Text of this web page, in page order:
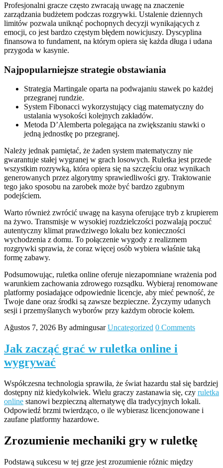
Profesjonalni gracze często zwracają uwagę na znaczenie
zarządzania budżetem podczas rozgrywki. Ustalenie dziennych
limitów pozwala uniknąć pochopnych decyzji wynikających z
emocji, co jest bardzo częstym błędem nowicjuszy. Dyscyplina
finansowa to fundament, na którym opiera się każda długa i udana
przygoda w kasynie.
Najpopularniejsze strategie obstawiania
Strategia Martingale oparta na podwajaniu stawek po każdej
przegranej rundzie.
System Fibonacci wykorzystujący ciąg matematyczny do
ustalania wysokości kolejnych zakładów.
Metoda D’Alemberta polegająca na zwiększaniu stawki o
jedną jednostkę po przegranej.
Należy jednak pamiętać, że żaden system matematyczny nie
gwarantuje stałej wygranej w grach losowych. Ruletka jest przede
wszystkim rozrywką, która opiera się na szczęściu oraz wynikach
generowanych przez algorytmy sprawiedliwości gry. Traktowanie
tego jako sposobu na zarobek może być bardzo zgubnym
podejściem.
Warto również zwrócić uwagę na kasyna oferujące tryb z krupierem
na żywo. Transmisje w wysokiej rozdzielczości pozwalają poczuć
autentyczny klimat prawdziwego lokalu bez konieczności
wychodzenia z domu. To połączenie wygody z realizmem
rozgrywki sprawia, że coraz więcej osób wybiera właśnie taką
formę zabawy.
Podsumowując, ruletka online oferuje niezapomniane wrażenia pod
warunkiem zachowania zdrowego rozsądku. Wybieraj renomowane
platformy posiadające odpowiednie licencje, aby mieć pewność, że
Twoje dane oraz środki są zawsze bezpieczne. Życzymy udanych
sesji i przemyślanych wyborów przy każdym obrocie kołem.
Ağustos 7, 2026 By admingusar Uncategorized 0 Comments
Jak zacząć grać w ruletka online i
wygrywać
Współczesna technologia sprawiła, że świat hazardu stał się bardziej
dostępny niż kiedykolwiek. Wielu graczy zastanawia się, czy ruletka
online stanowi bezpieczną alternatywę dla tradycyjnych lokali.
Odpowiedź brzmi twierdząco, o ile wybierasz licencjonowane i
zaufane platformy hazardowe.
Zrozumienie mechaniki gry w ruletkę
Podstawą sukcesu w tej grze jest zrozumienie różnic między